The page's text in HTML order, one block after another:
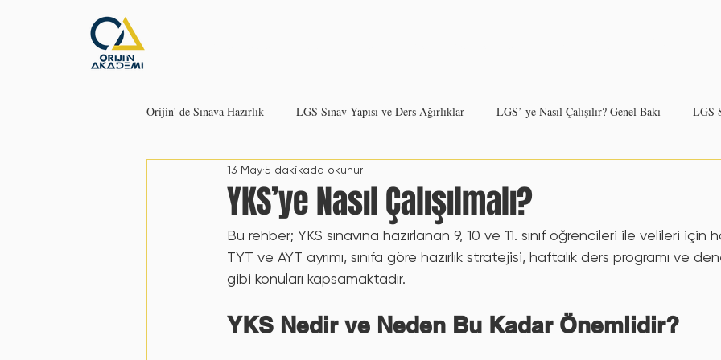
Orijin' de Sınava Hazırlık LGS Sınav Yapısı ve Ders Ağırlıklar LGS’ ye Nasıl Çalışılır? Genel Bakı LGS
LGS’ ye Ne Zaman Başlamalı? Derse Göre LGS Çalışma Stratejisi
Hata Defteri: Neden Bu Kadar Önemli Motivasyonu Yüksek Tutmanın Yolları Kurs Desteği Ne Zaman
YKS’ye Nasıl Çalışılmalı?
13 May5 dakikada okunur
Bu rehber; YKS sınavına hazırlanan 9, 10 ve 11. sınıf öğrencileri ile velileri için
TYT ve AYT ayrımı, sınıfa göre hazırlık stratejisi, haftalık ders programı ve
gibi konuları kapsamaktadır.
YKS Nedir ve Neden Bu Kadar Önemlidir?